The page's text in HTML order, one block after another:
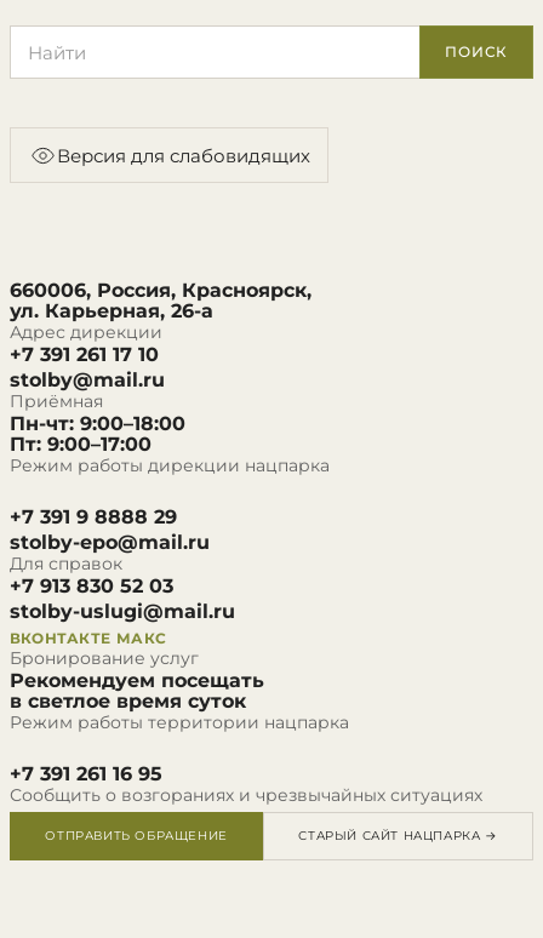
ПОИСК
Версия для слабовидящих
660006, Россия, Красноярск,
ул. Карьерная, 26-а
Адрес дирекции
+7 391 261 17 10
stolby@mail.ru
Приёмная
Пн-чт: 9:00–18:00
Пт: 9:00–17:00
Режим работы дирекции нацпарка
+7 391 9 8888 29
stolby-epo@mail.ru
Для справок
+7 913 830 52 03
stolby-uslugi@mail.ru
ВКОНТАКТЕ МАКС
Бронирование услуг
Рекомендуем посещать
в светлое время суток
Режим работы территории нацпарка
+7 391 261 16 95
Сообщить о возгораниях и чрезвычайных ситуациях
ОТПРАВИТЬ ОБРАЩЕНИЕ СТАРЫЙ САЙТ НАЦПАРКА →